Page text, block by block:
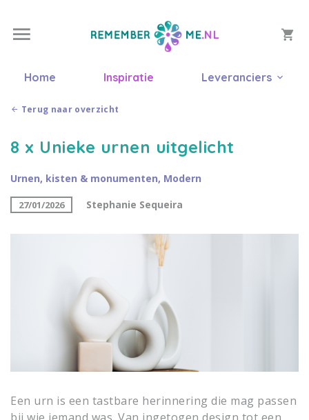
Home Inspiratie Leveranciers
Terug naar overzicht
8 x Unieke urnen uitgelicht
Urnen, kisten & monumenten, Modern
27/01/2026 Stephanie Sequeira
Een urn is een tastbare herinnering die mag passen